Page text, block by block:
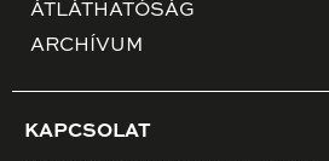
ÁTLÁTHATÓSÁG
ARCHÍVUM
KAPCSOLAT